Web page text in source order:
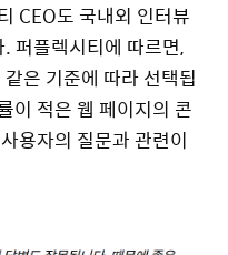
CEO도 국내외 인터뷰
퍼플렉시티에 따르면,
은 기준에 따라 선택됩
이 적은 웹 페이지의 콘
용자의 질문과 관련이